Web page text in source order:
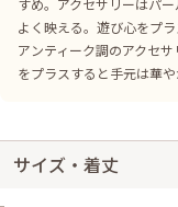
すめ。アクセサリーはパ
よく映える。遊び心をプ
アンティーク調のアクセ
をプラスすると手元は華
サイズ・着丈